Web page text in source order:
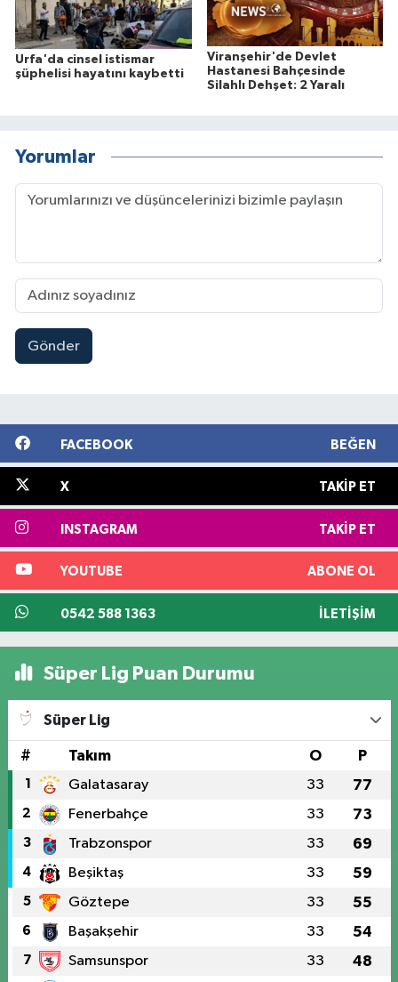
Urfa'da cinsel istismar
şüphelisi hayatını kaybetti
Viranşehir'de Devlet
Hastanesi Bahçesinde
Silahlı Dehşet: 2 Yaralı
Yorumlar
Gönder
FACEBOOK BEĞEN
X TAKIP ET
INSTAGRAM TAKIP ET
YOUTUBE ABONE OL
0542 588 1363 İLETIŞIM
Süper Lig Puan Durumu
Süper Lig
# Takım O P
1 Galatasaray 33 77
2 Fenerbahçe 33 73
3 Trabzonspor 33 69
4 Beşiktaş 33 59
5 Göztepe 33 55
6 Başakşehir 33 54
7 Samsunspor 33 48